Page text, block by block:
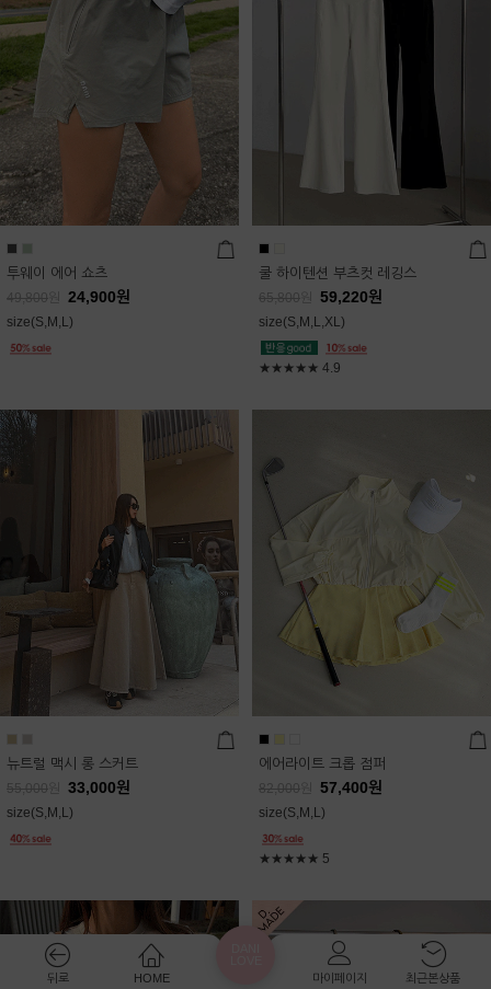
투웨이 에어 쇼츠
49,800 24,900원
size(S,M,L)
쿨 하이텐션 부츠컷 레깅스
65,800 59,220원
size(S,M,L,XL)
★★★★★ 4.9
뉴트럴 맥시 롱 스커트
55,000 33,000원
size(S,M,L)
에어라이트 크롭 점퍼
82,000 57,400원
size(S,M,L)
★★★★★ 5
뒤로 HOME
마이페이지
최근본상품